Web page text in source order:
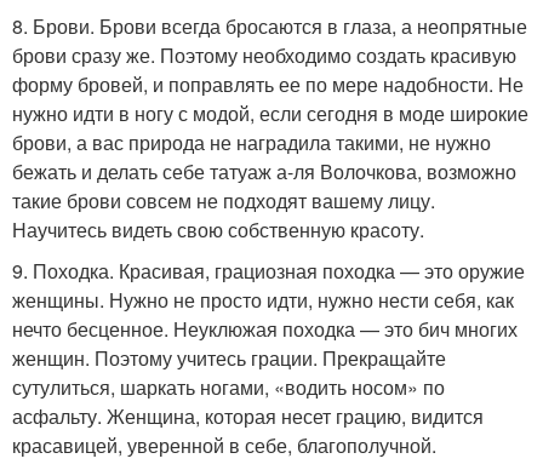
8. Брови. Брови всегда бросаются в глаза, а неопрятные
брови сразу же. Поэтому необходимо создать красивую
форму бровей, и поправлять ее по мере надобности. Не
нужно идти в ногу с модой, если сегодня в моде широкие
брови, а вас природа не наградила такими, не нужно
бежать и делать себе татуаж а-ля Волочкова, возможно
такие брови совсем не подходят вашему лицу.
Научитесь видеть свою собственную красоту.
9. Походка. Красивая, грациозная походка — это оружие
женщины. Нужно не просто идти, нужно нести себя, как
нечто бесценное. Неуклюжая походка — это бич многих
женщин. Поэтому учитесь грации. Прекращайте
сутулиться, шаркать ногами, «водить носом» по
асфальту. Женщина, которая несет грацию, видится
красавицей, уверенной в себе, благополучной.